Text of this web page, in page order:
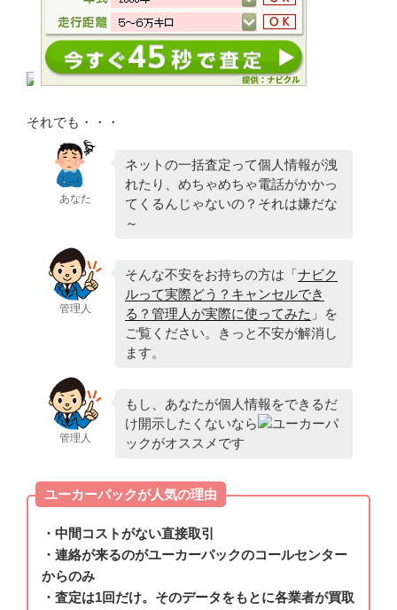
それでも・・・
あなた
ネットの一括査定って個人情報が洩
れたり、めちゃめちゃ電話がかかっ
てくるんじゃないの？それは嫌だな
～
管理人
そんな不安をお持ちの方は「ナビク
ルって実際どう？キャンセルでき
る？管理人が実際に使ってみた 」を
ご覧ください。きっと不安が解消し
ます。
管理人
もし、あなたが個人情報をできるだ
け開示したくないなら
ユーカーパ
ックがオススメです
ユーカーパックが人気の理由
・中間コストがない直接取引
・連絡が来るのがユーカーパックのコールセンター
からのみ
・査定は1回だけ。そのデータをもとに各業者が買取